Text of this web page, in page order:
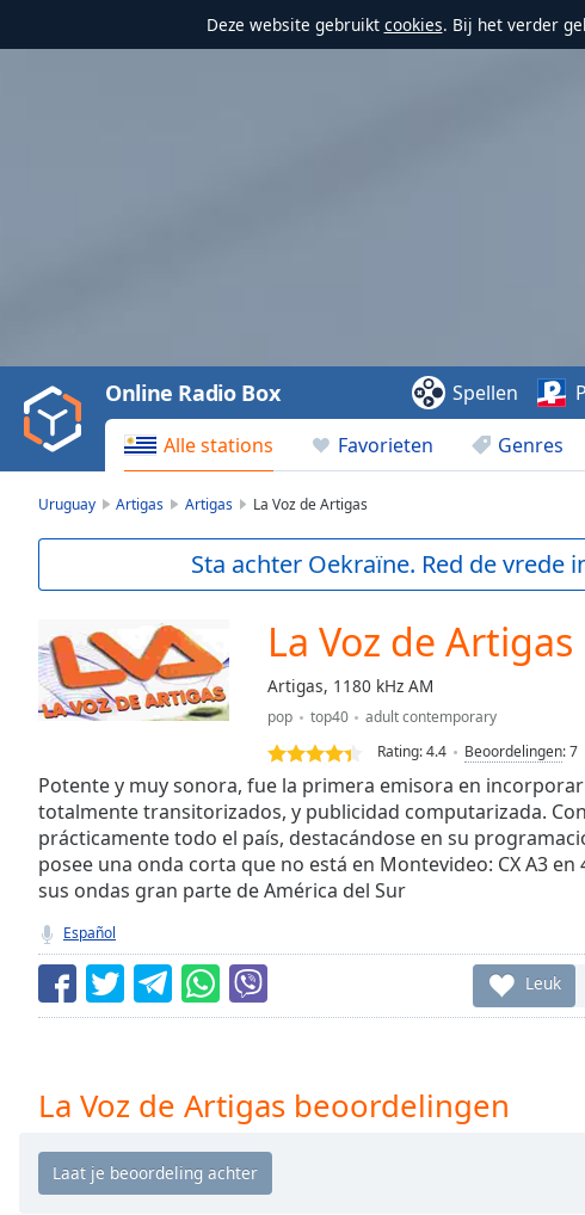
Deze website gebruikt cookies. Bij het verder
Video
Play
Backward
Skip
Current
Loaded :
0.00%
Stream
Seek to
currently
behind
LIVE
Remaining
Time-
Chapters
Descriptions
Alle stations Favorieten Genres
Online Radio Box Spellen
Uruguay Artigas Artigas La Voz de Artigas
Sta achter Oekraïne. Red de vrede
La Voz de Artigas
Artigas, 1180 kHz AM
pop top40
adult contemporary
Rating:4.4 Beoordelingen:7
Potente y muy sonora, fue la primera emisora en
totalmente transitorizados, y publicidad computarizada.
prácticamente todo el país, destacándose en su
posee una onda corta que no está en Montevideo: CX A3
sus ondas gran parte de América del Sur
Español
Leuk
La Voz de Artigas beoordelingen